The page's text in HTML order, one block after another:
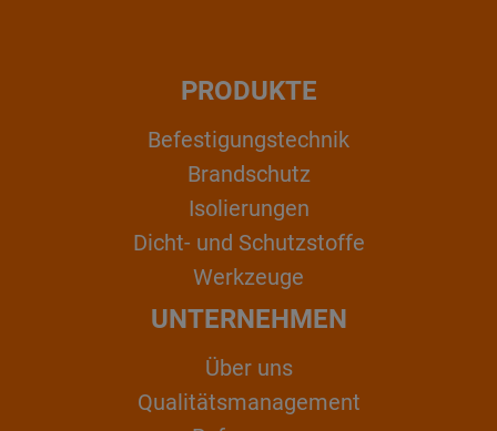
PRODUKTE
Befestigungstechnik
Brandschutz
Isolierungen
Dicht- und Schutzstoffe
Werkzeuge
UNTERNEHMEN
Über uns
Qualitätsmanagement